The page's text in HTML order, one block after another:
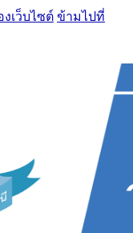
เว็บไซต์ ข้ามไปที่